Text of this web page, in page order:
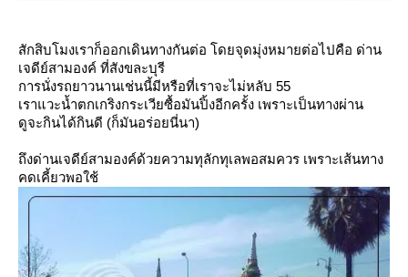
สักสิบโมงเราก็ออกเดินทางกันต่อ โดยจุดมุ่งหมายต่อไปคือ ด่าน
เจดีย์สามองค์ ที่สังขละบุรี
การนั่งรถยาวนานเช่นนี้มีหรือที่เราจะไม่หลับ 55
เราแวะน้ำตกเกริงกระเวียซื้อมันปิ้งอีกครั้ง เพราะเป็นทางผ่าน
ดูจะกินได้กินดี (ก็มันอร่อยนี่นา)
ถึงด่านเจดีย์สามองค์ด้วยความทุลักทุเลพอสมควร เพราะเส้นทาง
คดเคี้ยวพอใช้